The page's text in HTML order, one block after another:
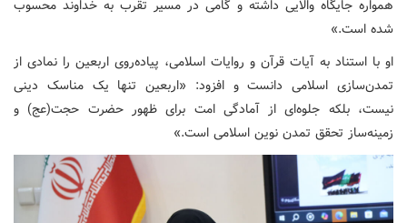
همواره جایگاه والایی داشته و گامی در مسیر تقرب به خداوند محسوب
شده است.»
او با استناد به آیات قرآن و روایات اسلامی، پیاده‌روی اربعین را نمادی از
تمدن‌سازی اسلامی دانست و افزود: «اربعین تنها یک مناسک دینی
نیست، بلکه جلوه‌ای از آمادگی امت برای ظهور حضرت حجت(عج) و
زمینه‌ساز تحقق تمدن نوین اسلامی است.»